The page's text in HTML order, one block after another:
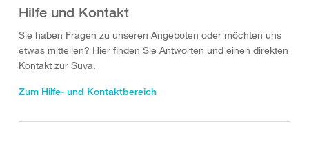
Hilfe und Kontakt
Sie haben Fragen zu unseren Angeboten oder möchten uns
etwas mitteilen? Hier finden Sie Antworten und einen direkten
Kontakt zur Suva.
Zum Hilfe- und Kontaktbereich